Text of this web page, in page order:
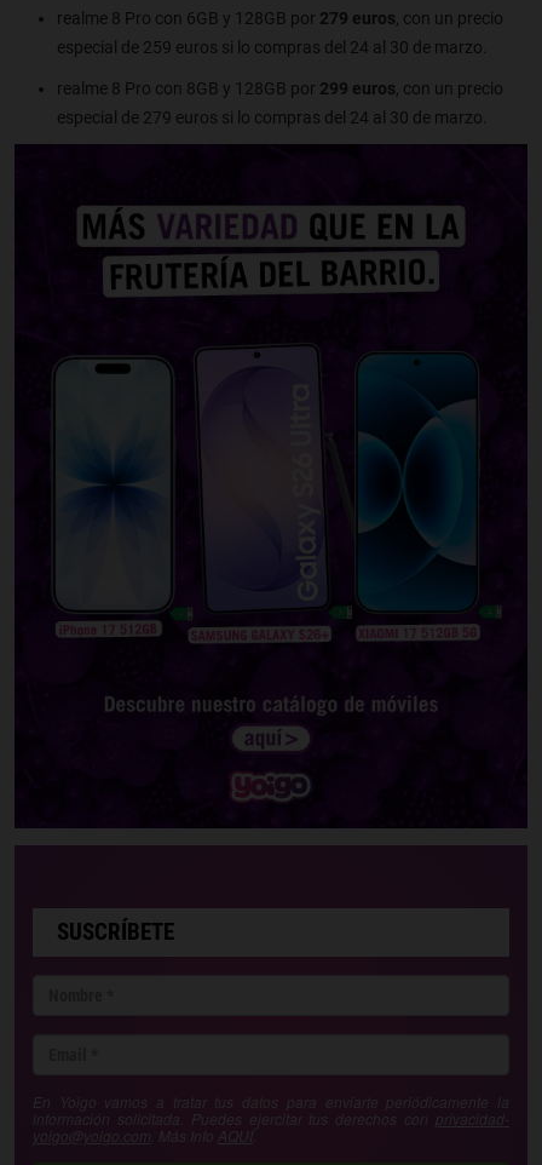
realme 8 Pro con 6GB y 128GB por 279 euros , con un precio
especial de 259 euros si lo compras del 24 al 30 de marzo.
realme 8 Pro con 8GB y 128GB por 299 euros , con un precio
especial de 279 euros si lo compras del 24 al 30 de marzo.
SUSCRÍBETE
En Yoigo vamos a tratar tus datos para enviarte periódicamente la
información solicitada. Puedes ejercitar tus derechos con privacidad-
yoigo@yoigo.com . Más Info AQUÍ